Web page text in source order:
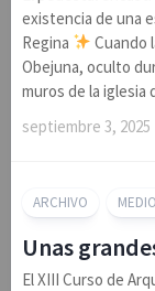
existencia de una
Regina
Cuando
Obejuna, oculto
muros de la iglesia
septiembre 3, 2025
ARCHIVO
Unas
El XIII Curso de